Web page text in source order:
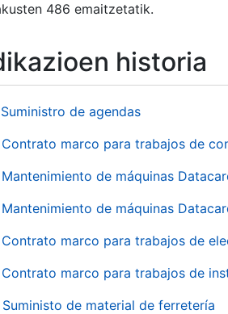
486 emaitzetatik.
historia
Suministro de agendas
Contrato marco para trabajos de
Mantenimiento de máquinas
Mantenimiento de máquinas
Contrato marco para trabajos de
Contrato marco para trabajos de
Suministo de material de ferretería